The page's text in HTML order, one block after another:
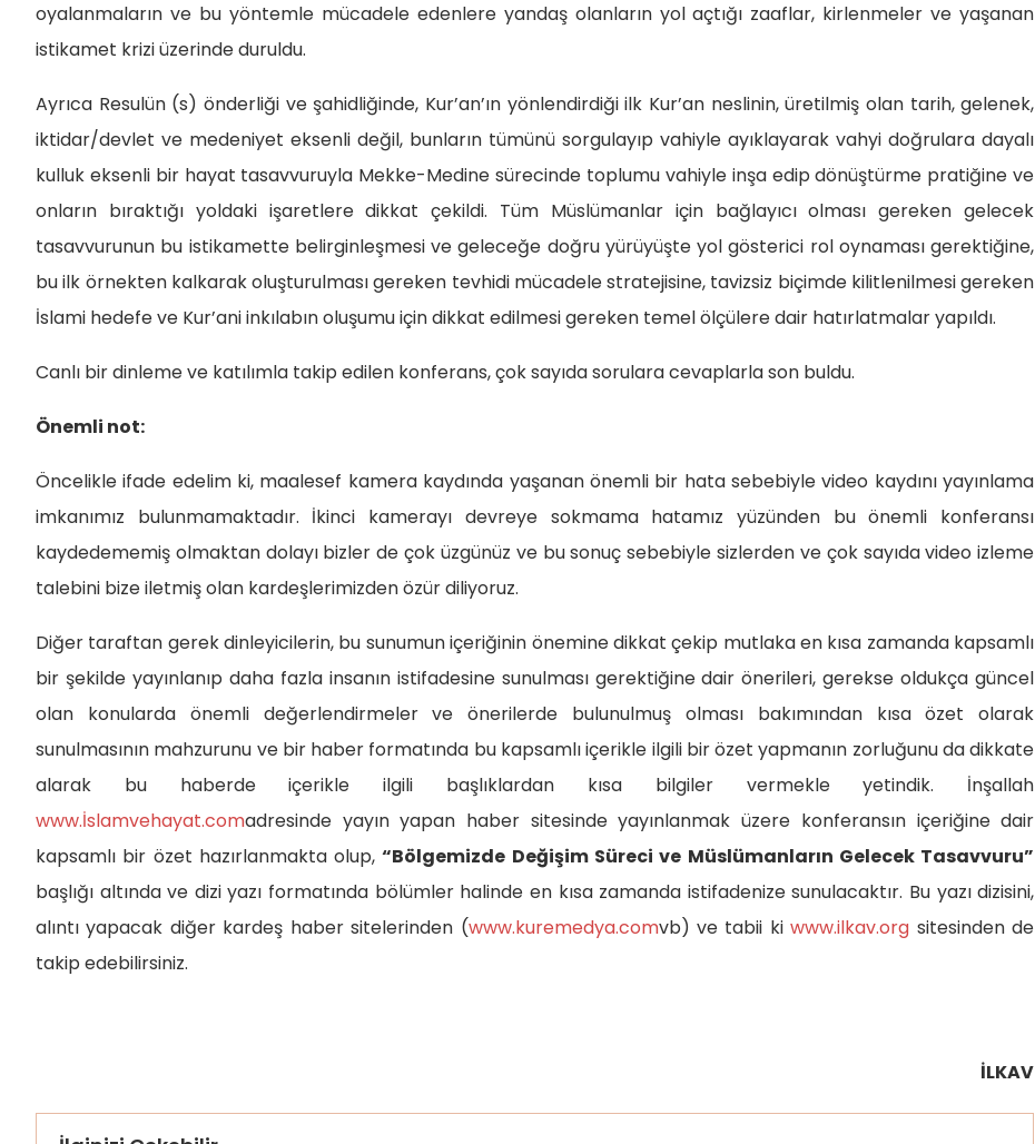
oyalanmaların ve bu yöntemle mücadele edenlere yandaş olanların yol açtığı zaaflar, kirlenmeler ve yaşanan
istikamet krizi üzerinde duruldu.
Ayrıca Resulün (s) önderliği ve şahidliğinde, Kur’an’ın yönlendirdiği ilk Kur’an neslinin, üretilmiş olan tarih, gelenek,
iktidar/devlet ve medeniyet eksenli değil, bunların tümünü sorgulayıp vahiyle ayıklayarak vahyi doğrulara dayalı
kulluk eksenli bir hayat tasavvuruyla Mekke-Medine sürecinde toplumu vahiyle inşa edip dönüştürme pratiğine ve
onların bıraktığı yoldaki işaretlere dikkat çekildi. Tüm Müslümanlar için bağlayıcı olması gereken gelecek
tasavvurunun bu istikamette belirginleşmesi ve geleceğe doğru yürüyüşte yol gösterici rol oynaması gerektiğine,
bu ilk örnekten kalkarak oluşturulması gereken tevhidi mücadele stratejisine, tavizsiz biçimde kilitlenilmesi gereken
İslami hedefe ve Kur’ani inkılabın oluşumu için dikkat edilmesi gereken temel ölçülere dair hatırlatmalar yapıldı.
Canlı bir dinleme ve katılımla takip edilen konferans, çok sayıda sorulara cevaplarla son buldu.
Önemli not:
Öncelikle ifade edelim ki, maalesef kamera kaydında yaşanan önemli bir hata sebebiyle video kaydını yayınlama
imkanımız bulunmamaktadır. İkinci kamerayı devreye sokmama hatamız yüzünden bu önemli konferansı
kaydedememiş olmaktan dolayı bizler de çok üzgünüz ve bu sonuç sebebiyle sizlerden ve çok sayıda video izleme
talebini bize iletmiş olan kardeşlerimizden özür diliyoruz.
Diğer taraftan gerek dinleyicilerin, bu sunumun içeriğinin önemine dikkat çekip mutlaka en kısa zamanda kapsamlı
bir şekilde yayınlanıp daha fazla insanın istifadesine sunulması gerektiğine dair önerileri, gerekse oldukça güncel
olan konularda önemli değerlendirmeler ve önerilerde bulunulmuş olması bakımından kısa özet olarak
sunulmasının mahzurunu ve bir haber formatında bu kapsamlı içerikle ilgili bir özet yapmanın zorluğunu da dikkate
alarak bu haberde içerikle ilgili başlıklardan kısa bilgiler vermekle yetindik. İnşallah
www.İslamvehayat.comadresinde yayın yapan haber sitesinde yayınlanmak üzere konferansın içeriğine dair
kapsamlı bir özet hazırlanmakta olup,“Bölgemizde Değişim Süreci ve Müslümanların Gelecek Tasavvuru”
başlığı altında ve dizi yazı formatında bölümler halinde en kısa zamanda istifadenize sunulacaktır. Bu yazı dizisini,
alıntı yapacak diğer kardeş haber sitelerinden (www.kuremedya.comvb) ve tabii kiwww.ilkav.org sitesinden de
takip edebilirsiniz.
İLKAV